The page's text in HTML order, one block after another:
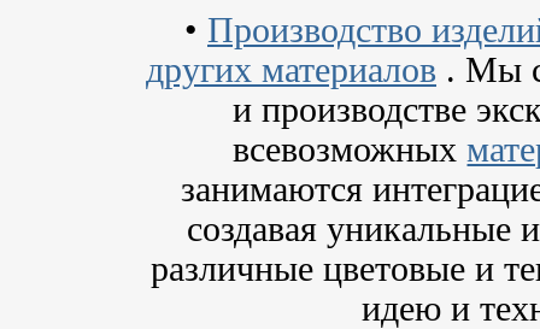
• Производство
других материалов . Мы
и производстве
всевозможных
занимаются
создавая уникальные
различные цветовые и
идею и